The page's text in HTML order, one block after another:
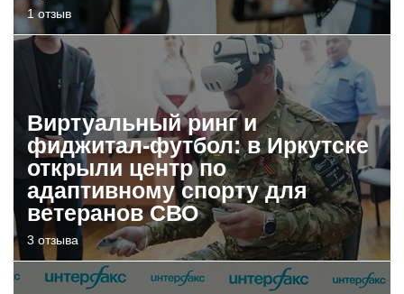
1 отзыв
Виртуальный ринг и
фиджитал-футбол: в Иркутске
открыли центр по
адаптивному спорту для
ветеранов СВО
3 отзыва